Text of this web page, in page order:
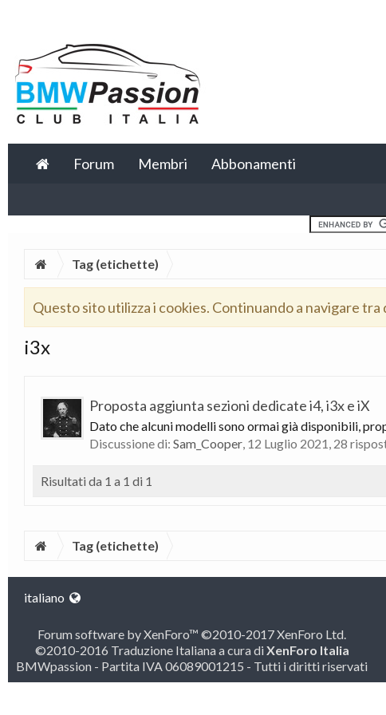
Forum Membri Abbonamenti
Tag (etichette)
Questo sito utilizza i cookies. Continuando a navigare
i3x
Proposta aggiunta sezioni dedicate i4, i3x e iX
Dato che alcuni modelli sono ormai già disponibili,
Discussione di: Sam_Cooper, 12 Luglio 2021, 28
Risultati da 1 a 1 di 1
Tag (etichette)
italiano
Forum software by XenForo™ ©2010-2017 XenForo Ltd.
©2010-2016 Traduzione Italiana a cura diXenForo Italia
BMWpassion - Partita IVA 06089001215 - Tutti i diritti riservati